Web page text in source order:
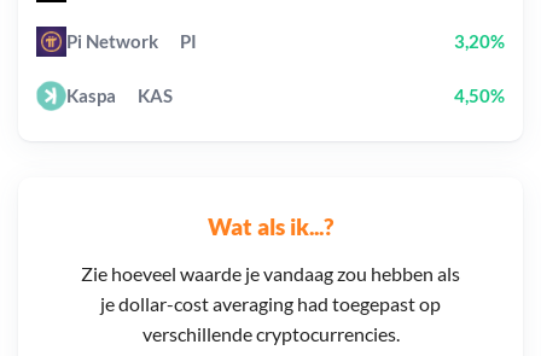
Wat als ik...?
Zie hoeveel waarde je vandaag zou hebben als
je dollar-cost averaging had toegepast op
verschillende cryptocurrencies.
Pi Network PI 3,20%
Kaspa KAS 4,50%